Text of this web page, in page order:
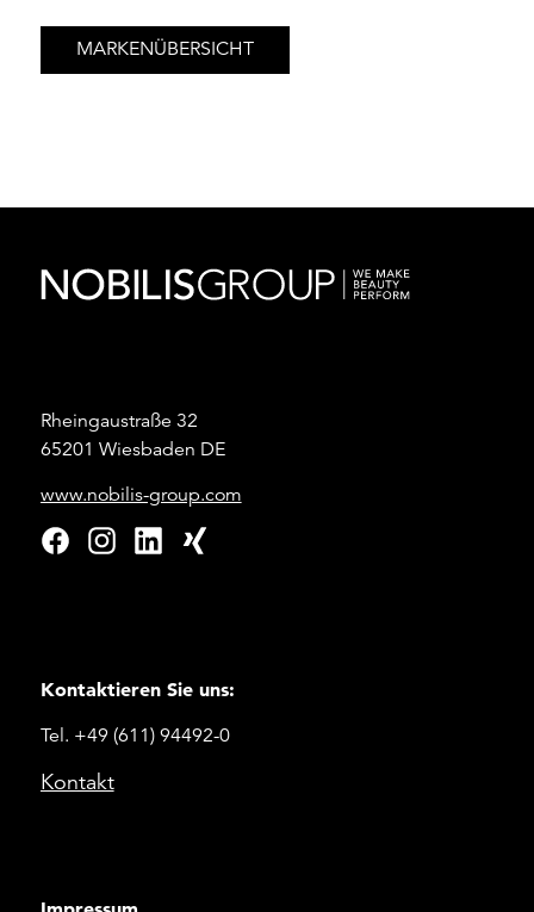
MARKENÜBERSICHT
Rheingaustraße 32
65201 Wiesbaden DE
www.nobilis-group.com
Kontaktieren Sie uns:
Tel. +49 (611) 94492-0
Kontakt